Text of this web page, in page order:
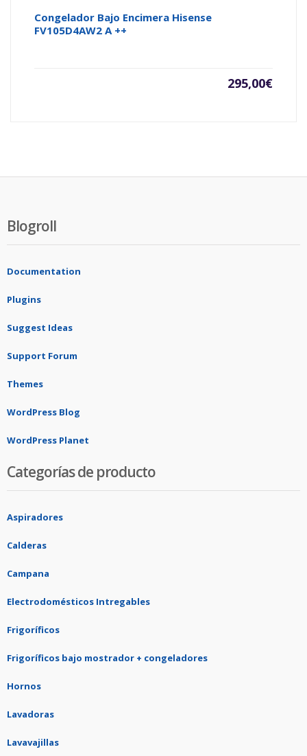
Congelador Bajo Encimera Hisense
FV105D4AW2 A ++
295,00€
Blogroll
Documentation
Plugins
Suggest Ideas
Support Forum
Themes
WordPress Blog
WordPress Planet
Categorías de producto
Aspiradores
Calderas
Campana
Electrodomésticos Intregables
Frigoríficos
Frigoríficos bajo mostrador + congeladores
Hornos
Lavadoras
Lavavajillas